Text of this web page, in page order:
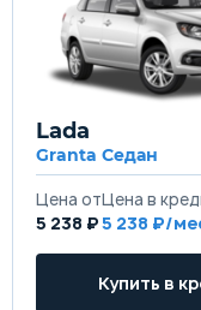
Lada
Granta Седан
5 238 ₽5 238